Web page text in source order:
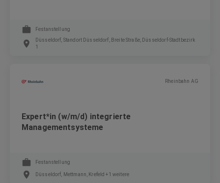
Festanstellung
Düsseldorf, Standort Düsseldorf, Breite Straße, Düsseldorf-Stadtbezirk
1
Rheinbahn AG
Expert*in (w/m/d) integrierte
Managementsysteme
Festanstellung
Düsseldorf, Mettmann, Krefeld +1 weitere